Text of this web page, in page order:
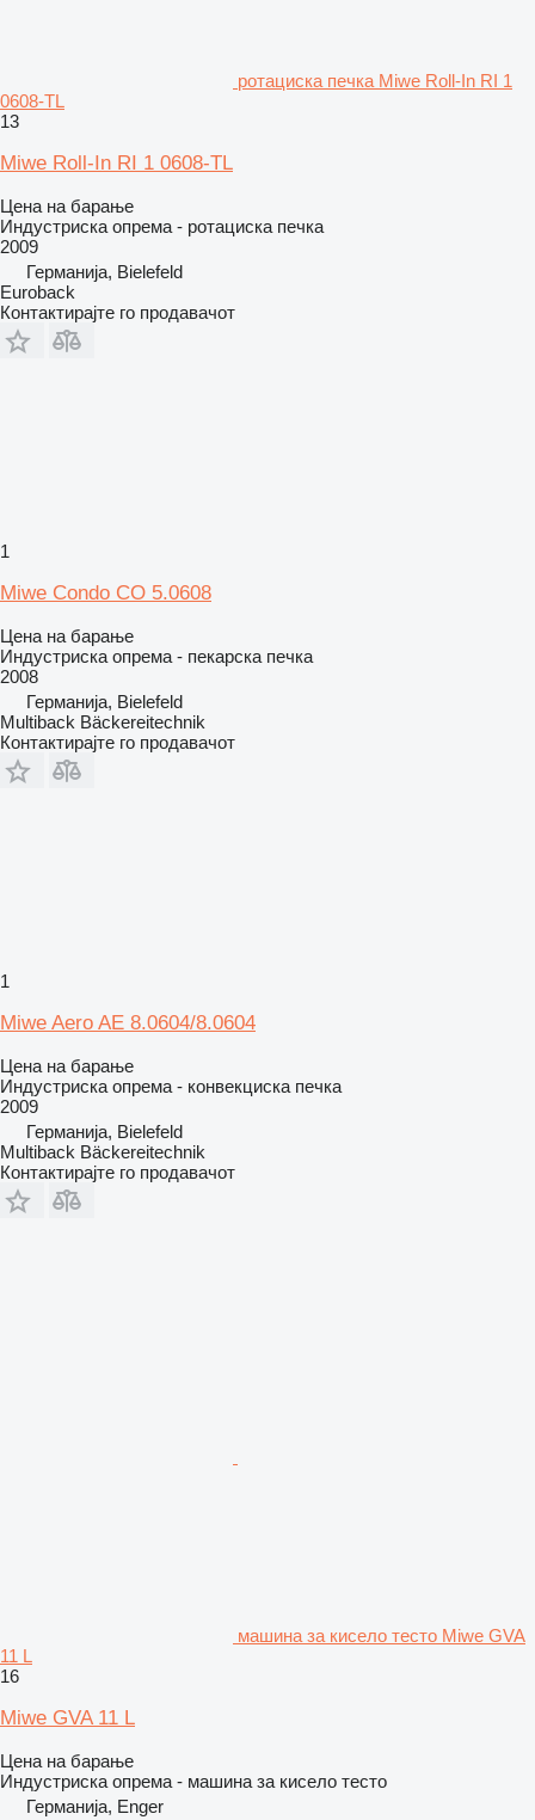
ротациска печка Miwe Roll-In RI 1
0608-TL
13
Miwe Roll-In RI 1 0608-TL
Цена на барање
Индустриска опрема - ротациска печка
2009
Германија, Bielefeld
Euroback
Контактирајте го продавачот
1
Miwe Condo CO 5.0608
Цена на барање
Индустриска опрема - пекарска печка
2008
Германија, Bielefeld
Multiback Bäckereitechnik
Контактирајте го продавачот
1
Miwe Aero AE 8.0604/8.0604
Цена на барање
Индустриска опрема - конвекциска печка
2009
Германија, Bielefeld
Multiback Bäckereitechnik
Контактирајте го продавачот
машина за кисело тесто Miwe GVA
11 L
16
Miwe GVA 11 L
Цена на барање
Индустриска опрема - машина за кисело тесто
Германија, Enger